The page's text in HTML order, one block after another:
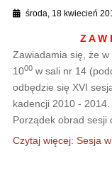
środa, 18 kwiecień
Z A W
Zawiadamia się, że
1000w sali nr 14
odbędzie się XVI
kadencji 2010 - 2014.
Porządek obrad sesji
Czytaj więcej: Sesja